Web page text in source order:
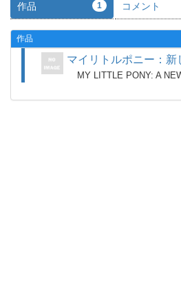
作品 1 コメント
作品
マイリトルポニー：新
MY LITTLE PONY: A